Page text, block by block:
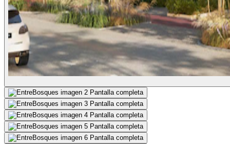
Pantalla completa
Pantalla completa
Pantalla completa
Pantalla completa
Pantalla completa